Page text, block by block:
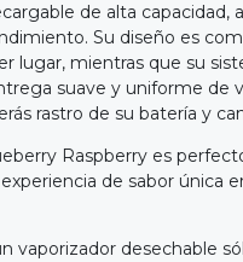
de alta capacidad,
Su diseño es
lugar, mientras que su
suave y uniforme de
rastro de su batería y
Raspberry es
de sabor única
vaporizador desechable